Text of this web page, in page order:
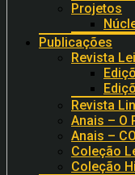
Projetos
Publicações
Revista
Revista
Anais – O
Anais –
Coleção
Coleção